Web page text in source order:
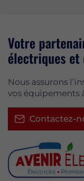
Votre
électriques et
Nous assurons
vos équipements
Contactez-